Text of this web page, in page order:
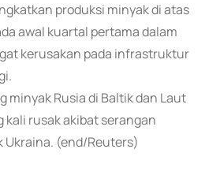
produksi minyak di atas
awal kuartal pertama dalam
kerusakan pada infrastruktur
minyak Rusia di Baltik dan Laut
rusak akibat serangan
Ukraina. (end/Reuters)